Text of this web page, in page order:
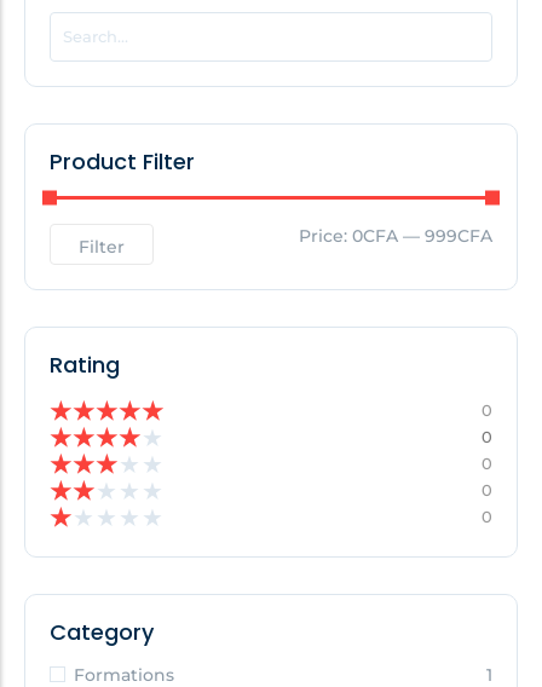
POPULAR THIS WEEK
No Posts Found!
No Posts Found!
Product Filter
Filter Price: 0CFA — 999CFA
Rating
★★★★★ 0
★★★★★ 0
★★★★ ★ 0
★★★ ★ ★ 0
★★ ★ ★ ★ 0
Category
Formations
1